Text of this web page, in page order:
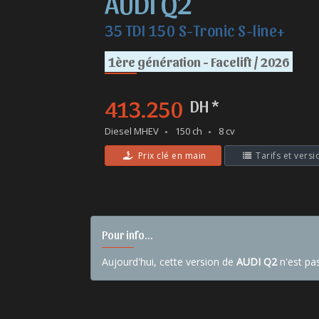
35 TDI 150 S-Tronic S-line+
1ère génération - Facelift / 2026
413.250 DH *
Diesel MHEV 150 ch 8 cv
Prix clé en main Tarifs et
Pour info...
Aujourd'hui, cette version de AUDI Q2n'est